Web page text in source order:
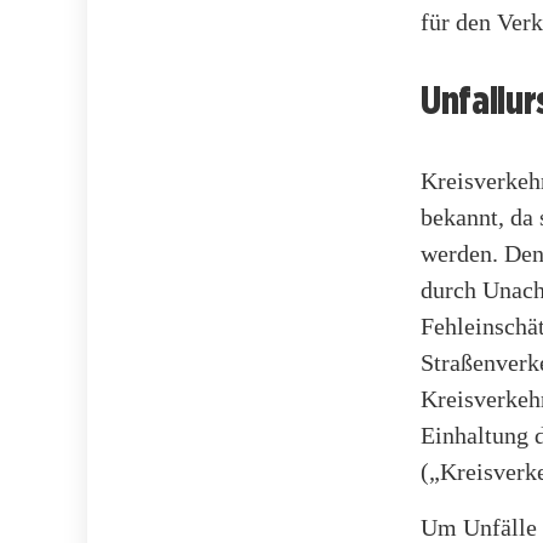
für den
bekannt,
werden.
durch
Einhaltung
Um Unfälle